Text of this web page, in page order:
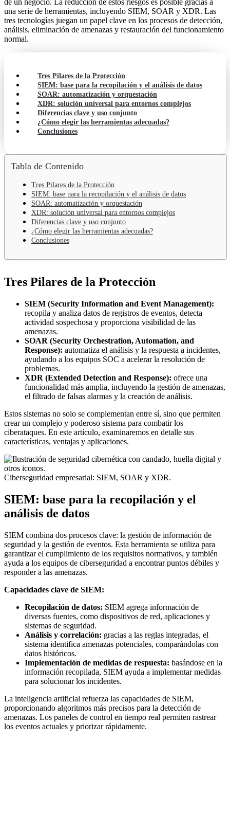
una serie de herramientas, incluyendo SIEM, SOAR y XDR. Las
tres tecnologías juegan un papel clave en los procesos de detección,
análisis, eliminación de amenazas y restauración del funcionamiento
normal.
Tres Pilares de la Protección
SIEM: base para la recopilación y el análisis de datos
SOAR: automatización y orquestación
XDR: solución universal para entornos complejos
Diferencias clave y uso conjunto
¿Cómo elegir las herramientas adecuadas?
Conclusiones
Tabla de Contenido
Tres Pilares de la Protección
SIEM: base para la recopilación y el análisis de datos
SOAR: automatización y orquestación
XDR: solución universal para entornos complejos
Diferencias clave y uso conjunto
¿Cómo elegir las herramientas adecuadas?
Conclusiones
Tres Pilares de la Protección
SIEM (Security Information and Event Management):
recopila y analiza datos de registros de eventos, detecta
actividad sospechosa y proporciona visibilidad de las
amenazas.
SOAR (Security Orchestration, Automation, and
Response): automatiza el análisis y la respuesta a incidentes,
ayudando a los equipos SOC a acelerar la resolución de
problemas.
XDR (Extended Detection and Response): ofrece una
funcionalidad más amplia, incluyendo la gestión de amenazas,
el filtrado de falsas alarmas y la creación de análisis.
Estos sistemas no solo se complementan entre sí, sino que permiten
crear un complejo y poderoso sistema para combatir los
ciberataques. En este artículo, examinaremos en detalle sus
características, ventajas y aplicaciones.
Ciberseguridad empresarial: SIEM, SOAR y XDR.
SIEM: base para la recopilación y el
análisis de datos
SIEM combina dos procesos clave: la gestión de información de
seguridad y la gestión de eventos. Esta herramienta se utiliza para
garantizar el cumplimiento de los requisitos normativos, y también
ayuda a los equipos de ciberseguridad a encontrar puntos débiles y
responder a las amenazas.
Capacidades clave de SIEM:
Recopilación de datos: SIEM agrega información de
diversas fuentes, como dispositivos de red, aplicaciones y
sistemas de seguridad.
Análisis y correlación: gracias a las reglas integradas, el
sistema identifica amenazas potenciales, comparándolas con
datos históricos.
Implementación de medidas de respuesta: basándose en la
información recopilada, SIEM ayuda a implementar medidas
para solucionar los incidentes.
La inteligencia artificial refuerza las capacidades de SIEM,
proporcionando algoritmos más precisos para la detección de
amenazas. Los paneles de control en tiempo real permiten rastrear
los eventos actuales y priorizar rápidamente.